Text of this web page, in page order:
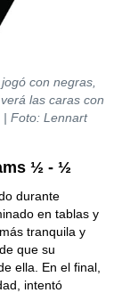
con negras,
las caras con
| Foto: Lennart
½ - ½
durante
en tablas y
tranquila y
que su
ella. En el final,
intentó